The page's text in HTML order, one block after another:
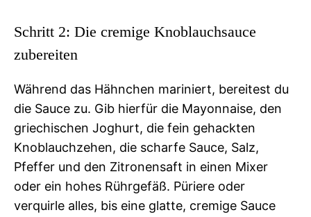
Schritt 2: Die cremige Knoblauchsauce
zubereiten
Während das Hähnchen mariniert, bereitest du
die Sauce zu. Gib hierfür die Mayonnaise, den
griechischen Joghurt, die fein gehackten
Knoblauchzehen, die scharfe Sauce, Salz,
Pfeffer und den Zitronensaft in einen Mixer
oder ein hohes Rührgefäß. Püriere oder
verquirle alles, bis eine glatte, cremige Sauce